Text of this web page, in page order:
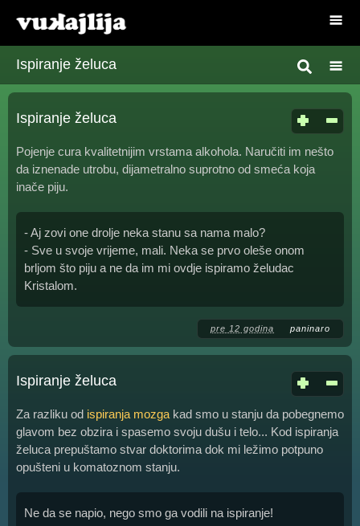
Ispiranje želuca
Ispiranje želuca
Pojenje cura kvalitetnijim vrstama alkohola. Naručiti im nešto
da iznenade utrobu, dijametralno suprotno od smeća koja
inače piju.
- Aj zovi one drolje neka stanu sa nama malo?
- Sve u svoje vrijeme, mali. Neka se prvo oleše onom
brljom što piju a ne da im mi ovdje ispiramo želudac
Kristalom.
pre 12 godina paninaro
Ispiranje želuca
Za razliku od ispiranja mozga kad smo u stanju da pobegnemo
glavom bez obzira i spasemo svoju dušu i telo... Kod ispiranja
želuca prepuštamo stvar doktorima dok mi ležimo potpuno
opušteni u komatoznom stanju.
Ne da se napio, nego smo ga vodili na ispiranje!